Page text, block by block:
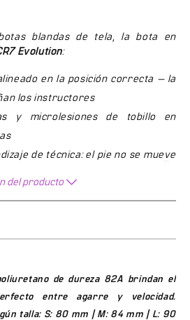
blandas de tela, la bota en
Evolution:
en la posición correcta — la
los instructores
y microlesiones de tobillo en
de técnica: el pie no se mueve
del CR7 Evolution
rígidos
múltiples tallas
— acompaña el
…
del producto
PROFESIONAL
de dureza 82A brindan el
entre agarre y velocidad.
talla: S: 80 mm | M: 84 mm | L: 90